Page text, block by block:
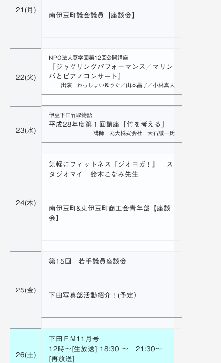
21(月)
南伊豆町議会議員【座談会】
22(火)
NPO法人葵学園第12回公開講座
『ジャグリングパフォーマンス／マリン
バとピアノコンサート』
出演 わっしょいゆうた／山本昌子／小林真人
23(水)
伊豆下田竹取物語
平成28年度第１回講座「竹を考える」
講師 丸大株式会社 大石誠一氏
24(木)
気軽にフィットネス『ジオヨガ！』 ス
タジオマイ 鈴木こなみ先生
南伊豆町&東伊豆町商工会青年部【座談
会】
25(金)
第15回 若手議員座談会
下田写真部活動紹介！(予定）
26(土)
下田ＦＭ11月号
12時～[生放送] 18:30 ～ 21:30～
[再放送]